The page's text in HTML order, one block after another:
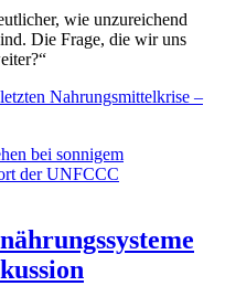
wie unzureichend
Die Frage, die wir uns
Nahrungsmittelkrise –